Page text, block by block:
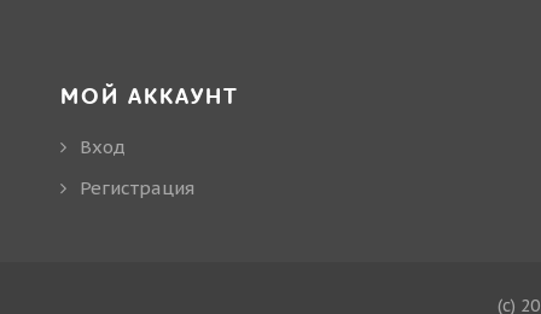
МОЙ АККАУНТ
Вход
Регистрация
(c)